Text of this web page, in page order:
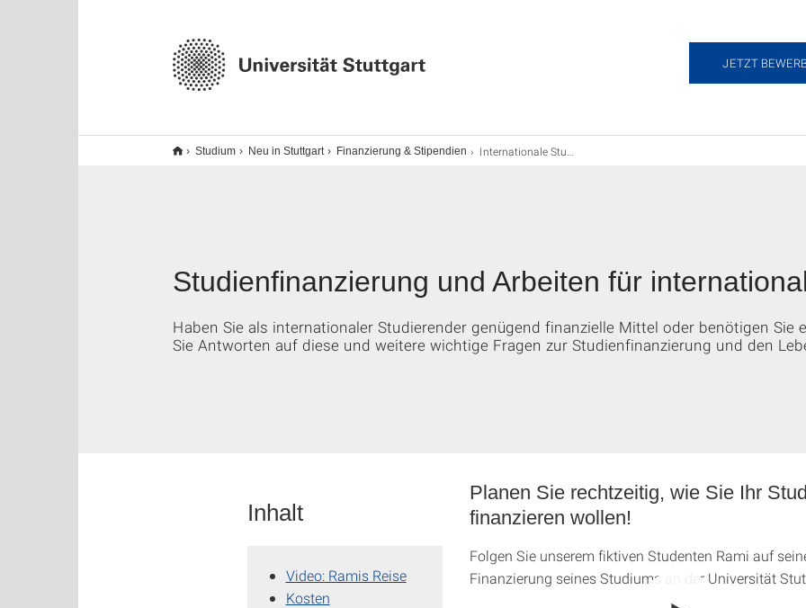
JETZT
Studium Neu in Stuttgart Finanzierung & Stipendien Internationale Studierende: Studienfinanzierung
Studienfinanzierung und Arbeiten für
Haben Sie als internationaler Studierender genügend finanzielle Mittel oder benötigen Sie
Sie Antworten auf diese und weitere wichtige Fragen zur Studienfinanzierung und den
Inhalt
Video: Ramis Reise
Kosten
Planen Sie rechtzeitig, wie Sie Ihr
finanzieren wollen!
Folgen Sie unserem fiktiven Studenten Rami auf
Finanzierung seines Studiums an der Universität